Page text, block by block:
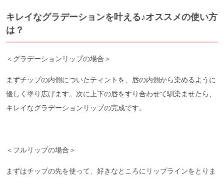
キレイなグラデーションを叶える♪オススメの使い方
は？
＜グラデーションリップの場合＞
まずチップの内側についたティントを、唇の内側から染めるように
優しく塗り広げます。次に上下の唇をすり合わせて馴染ませたら、
キレイなグラデーションリップの完成です。
＜フルリップの場合＞
まずはチップの先を使って、好きなところにリップラインをとりま